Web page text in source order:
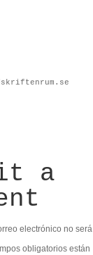
a
electrónico no será
obligatorios están